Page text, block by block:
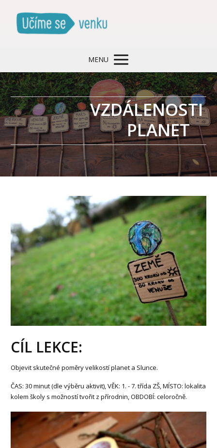
MENU
VZDÁLENOSTI
PLANET
CÍL LEKCE:
Objevit skutečné poměry velikostí planet a Slunce.
ČAS: 30 minut (dle výběru aktivit), VĚK: 1. - 7. třída ZŠ, MÍSTO: lokalita
kolem školy s možností tvořit z přírodnin, OBDOBÍ: celoročně.